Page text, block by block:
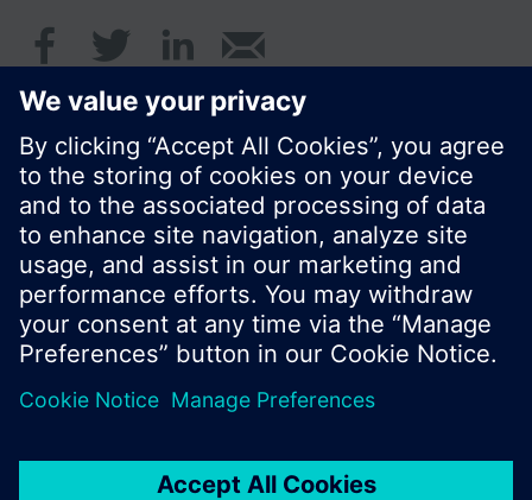
© Siemens AB, Building Technologies Division,
CPS - 2017
Produktportfölj och priser kan variera mellan
Användarvillkor